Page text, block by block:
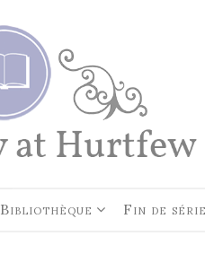
EN CE MOMENT, JE LIS…
Les Cités des Anciens,
byRobin Hobb
Fantasy Art: Peindre Un
The Art of Heikala: Works and
Bibliothèque Fin de série